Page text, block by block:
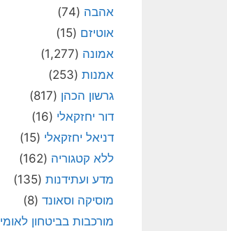
אהבה (74)
אוטיזם (15)
אמונה (1,277)
אמנות (253)
גרשון הכהן (817)
דור יחזקאלי (16)
דניאל יחזקאלי (15)
ללא קטגוריה (162)
מדע ועתידנות (135)
מוסיקה וסאונד (8)
מורכבות בביטחון לאומי